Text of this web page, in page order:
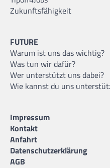
Zukunftsfähigkeit
FUTURE
Warum ist uns das wichtig?
Was tun wir dafür?
Wer unterstützt uns dabei?
Wie kannst du uns
Impressum
Kontakt
Anfahrt
Datenschutzerklärung
AGB